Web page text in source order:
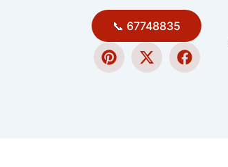
67748835 📞
F
a
X
-
P
i